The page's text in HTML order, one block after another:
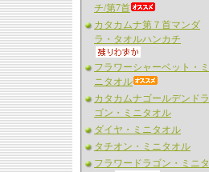
チ/第7首
カタカムナ第７首マンダ
ラ・タオルハンカチ
フラワーシャーベット・ミ
ニタオル
カタカムナゴールデンドラ
ゴン・ミニタオル
ダイヤ・ミニタオル
タチオン・ミニタオル
フラワードラゴン・ミニタ